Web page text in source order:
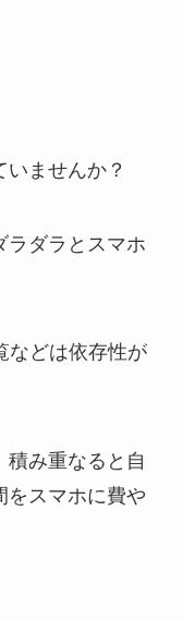
ませんか？
ラダラとスマホ
などは依存性が
積み重なると自
をスマホに費や